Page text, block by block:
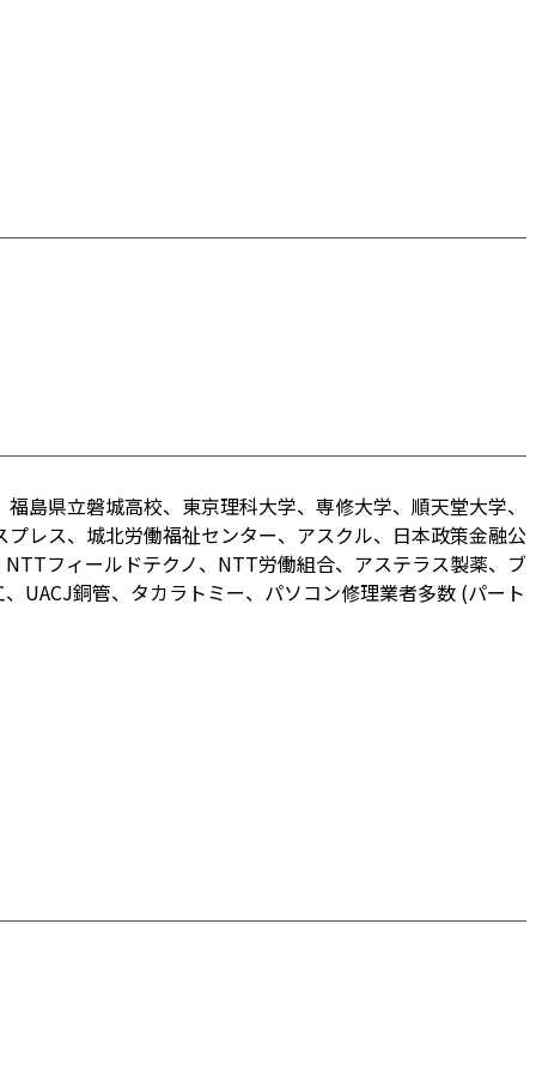
島県立磐城高校、東京理科大学、専修大学、順天堂大学、
レス、城北労働福祉センター、アスクル、日本政策金融公
フィールドテクノ、NTT労働組合、アステラス製薬、ブ
UACJ銅管、タカラトミー、パソコン修理業者多数 (パート